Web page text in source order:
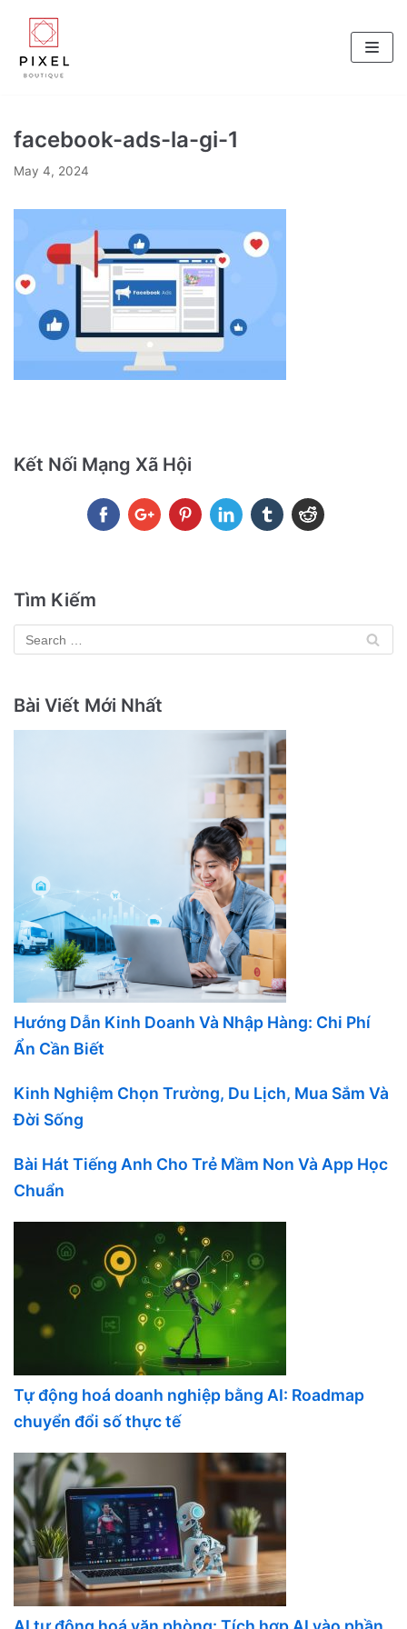
Skip
to
content
facebook-ads-la-gi-1
May 4, 2024
Kết Nối Mạng Xã Hội
Tìm Kiếm
Bài Viết Mới Nhất
Hướng Dẫn Kinh Doanh Và Nhập Hàng: Chi Phí
Ẩn Cần Biết
Kinh Nghiệm Chọn Trường, Du Lịch, Mua Sắm Và
Đời Sống
Bài Hát Tiếng Anh Cho Trẻ Mầm Non Và App Học
Chuẩn
Tự động hoá doanh nghiệp bằng AI: Roadmap
chuyển đổi số thực tế